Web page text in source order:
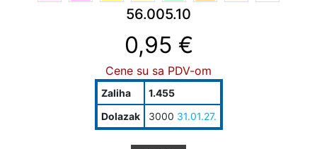
56.005.10
0,95 €
Cene su sa PDV-om
Zaliha
1.455
Dolazak
3000 31.01.27.